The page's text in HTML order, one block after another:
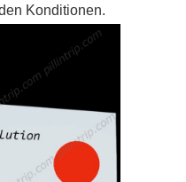
Konditionen.